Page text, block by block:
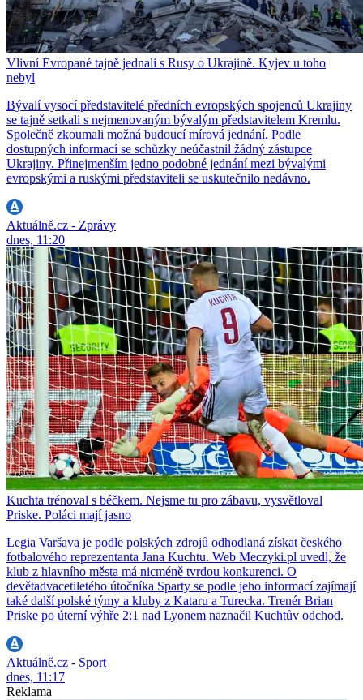
Vlivní Evropané tajně jednali s Rusy o Ukrajině. Kyjev u toho
nebyl
Bývalí vysocí představitelé předních evropských spojenců Ukrajiny
se tajně setkali s nejmenovaným bývalým představitelem Kremlu.
Společně zkoumali možná budoucí mírová jednání. Podle
dostupných informací se schůzky neúčastnil žádný zástupce
Ukrajiny. Přinejmenším jedno podobné jednání mezi bývalými
evropskými a ruskými představiteli se uskutečnilo nedávno.
Aktuálně.cz - Zprávy
dnes, 11:20
Kuchta trénoval s béčkem. Nejsme tu pro zábavu, vysvětloval
Priske. Poláci mají jasno
Legia Varšava je podle polských zdrojů odhodlaná získat českého
fotbalového reprezentanta Jana Kuchtu. Web Meczyki.pl uvedl, že
klub z hlavního města má nicméně tvrdou konkurenci. O
devětadvacetiletého útočníka Sparty se podle jeho informací zajímají
také další polské týmy a kluby z Kataru a Turecka. Trenér Brian
Priske po úterní výhře 2:1 nad Lyonem naznačil Kuchtův odchod.
Aktuálně.cz - Sport
dnes, 11:17
Reklama